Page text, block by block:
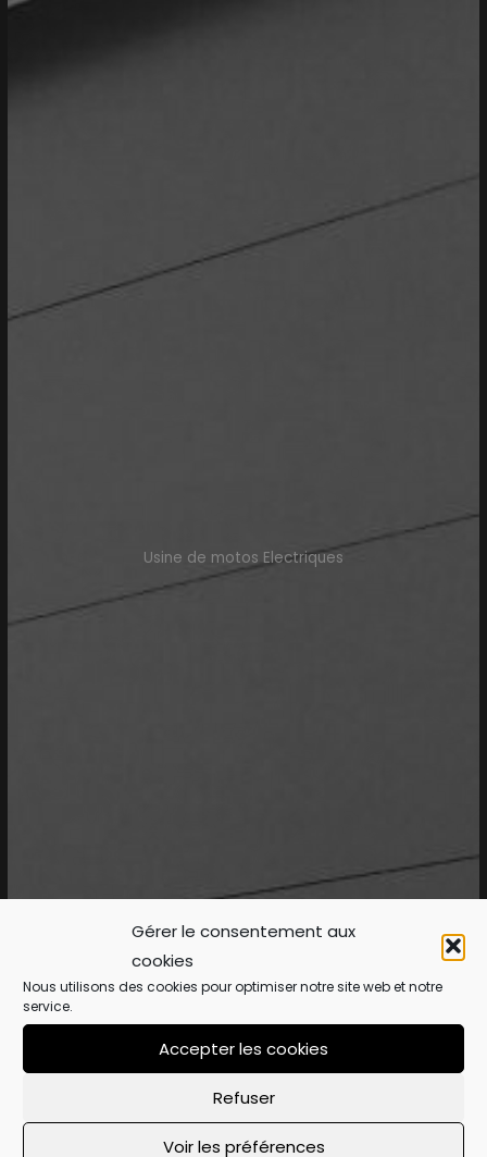
Gérer le consentement aux
cookies
Nous utilisons des cookies pour optimiser notre site web et notre
service.
Accepter les cookies
Refuser
Voir les préférences
Usine de motos Electriques